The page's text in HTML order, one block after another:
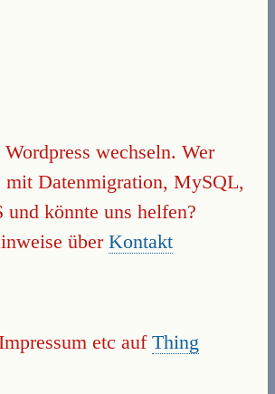
wechseln. Wer
mit Datenmigration, MySQL,
und könnte uns helfen?
überKontakt
etc auf Thing